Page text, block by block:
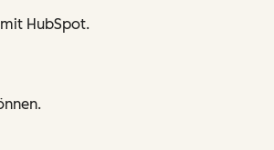
HubSpot.